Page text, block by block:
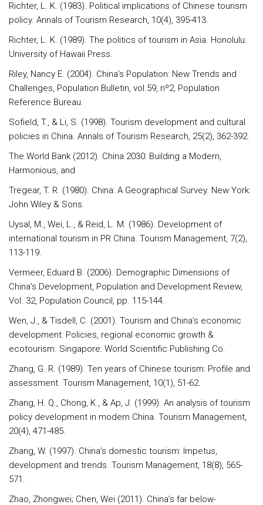
Richter, L. K. (1983). Political implications of Chinese tourism
policy. Annals of Tourism Research, 10(4), 395-413.
Richter, L. K. (1989). The politics of tourism in Asia. Honolulu:
University of Hawaii Press.
Riley, Nancy E. (2004). China’s Population: New Trends and
Challenges, Population Bulletin, vol.59, nº2, Population
Reference Bureau.
Sofield, T., & Li, S. (1998). Tourism development and cultural
policies in China. Annals of Tourism Research, 25(2), 362-392.
The World Bank (2012). China 2030: Building a Modern,
Harmonious, and
Tregear, T. R. (1980). China: A Geographical Survey. New York:
John Wiley & Sons.
Uysal, M., Wei, L., & Reid, L. M. (1986). Development of
international tourism in PR China. Tourism Management, 7(2),
113-119.
Vermeer, Eduard B. (2006). Demographic Dimensions of
China’s Development, Population and Development Review,
Vol. 32, Population Council, pp. 115-144.
Wen, J., & Tisdell, C. (2001). Tourism and China’s economic
development: Policies, regional economic growth &
ecotourism. Singapore: World Scientific Publishing Co.
Zhang, G. R. (1989). Ten years of Chinese tourism: Profile and
assessment. Tourism Management, 10(1), 51-62.
Zhang, H. Q., Chong, K., & Ap, J. (1999). An analysis of tourism
policy development in modern China. Tourism Management,
20(4), 471-485.
Zhang, W. (1997). China’s domestic tourism: Impetus,
development and trends. Tourism Management, 18(8), 565-
571.
Zhao, Zhongwei; Chen, Wei (2011). China’s far below-